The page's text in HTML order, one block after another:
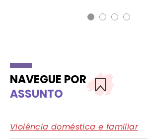
NAVEGUE POR
ASSUNTO
Violência doméstica e familiar